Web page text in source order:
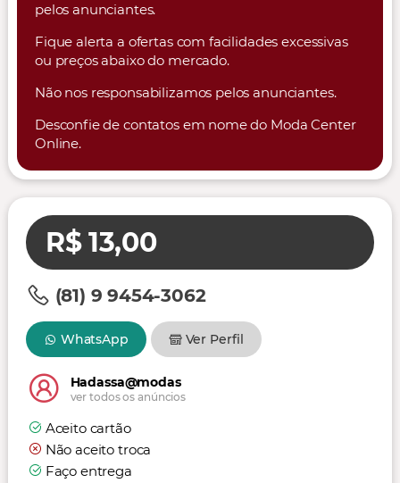
pelos anunciantes.
Fique alerta a ofertas com facilidades excessivas
ou preços abaixo do mercado.
Não nos responsabilizamos pelos anunciantes.
Desconfie de contatos em nome do Moda Center
Online.
R$ 13,00
(81) 9 9454-3062
WhatsApp Ver Perfil
Hadassa@modas
ver todos os anúncios
Aceito cartão
Não aceito troca
Faço entrega